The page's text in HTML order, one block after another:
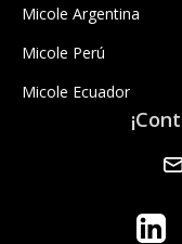
Micole Argentina
Micole Perú
Micole Ecuador